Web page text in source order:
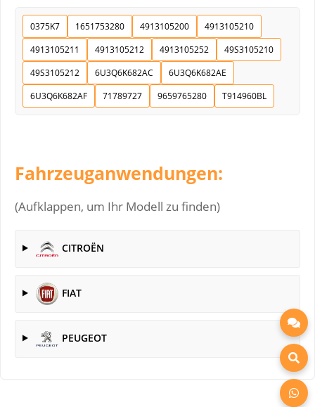
0375K7 1651753280 4913105200
4913105210
4913105211
4913105212 4913105252
49S3105210
49S3105212
6U3Q6K682AC
6U3Q6K682AE
6U3Q6K682AF
71789727 9659765280 T914960BL
Fahrzeuganwendungen:
(Aufklappen, um Ihr Modell zu finden)
CITROËN
FIAT
PEUGEOT